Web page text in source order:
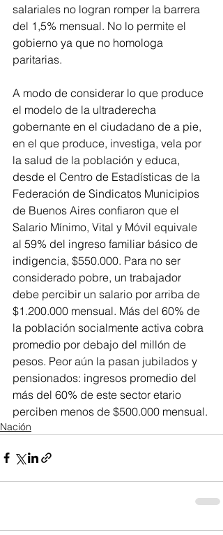
salariales no logran romper la barrera
del 1,5% mensual. No lo permite el
gobierno ya que no homologa
paritarias.
A modo de considerar lo que produce
el modelo de la ultraderecha
gobernante en el ciudadano de a pie,
en el que produce, investiga, vela por
la salud de la población y educa,
desde el Centro de Estadísticas de la
Federación de Sindicatos Municipios
de Buenos Aires confiaron que el
Salario Mínimo, Vital y Móvil equivale
al 59% del ingreso familiar básico de
indigencia, $550.000. Para no ser
considerado pobre, un trabajador
debe percibir un salario por arriba de
$1.200.000 mensual. Más del 60% de
la población socialmente activa cobra
promedio por debajo del millón de
pesos. Peor aún la pasan jubilados y
pensionados: ingresos promedio del
más del 60% de este sector etario
perciben menos de $500.000 mensual.
Nación